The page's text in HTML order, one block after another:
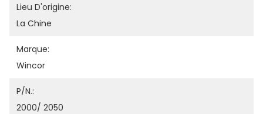
Lieu D'origine:
La Chine
Marque:
Wincor
P/N.:
2000/ 2050